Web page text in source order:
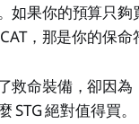
如果你的預算只夠
，那是你的保命
救命裝備，卻因為
STG 絕對值得買。